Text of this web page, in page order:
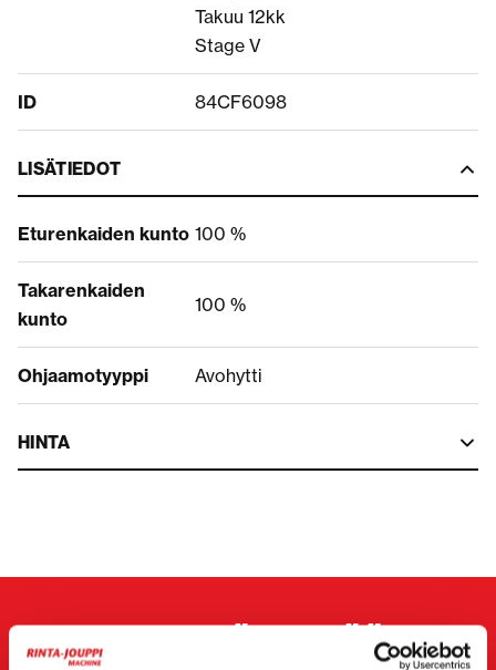
Takuu 12kk
Stage V
ID 84CF6098
LISÄTIEDOT
Eturenkaiden kunto 100 %
Takarenkaiden
kunto
100 %
Ohjaamotyyppi Avohytti
HINTA
OTA YHTEYTTÄ MYYJÄÄN